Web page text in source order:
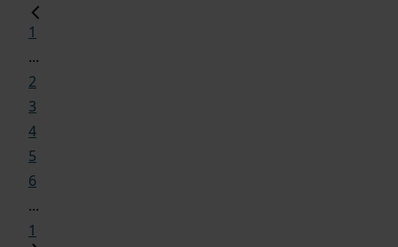
1
...
2
3
4
5
6
...
1